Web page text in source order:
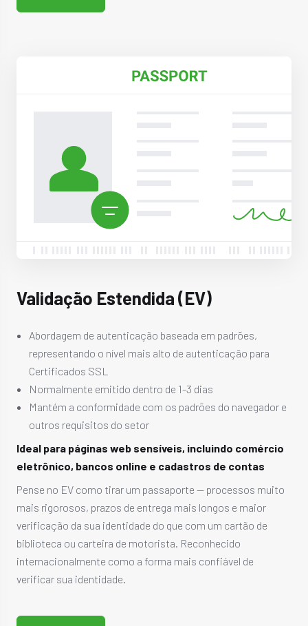
Validação Estendida (EV)
Abordagem de autenticação baseada em padrões,
representando o nível mais alto de autenticação para
Certificados SSL
Normalmente emitido dentro de 1-3 dias
Mantém a conformidade com os padrões do navegador e
outros requisitos do setor
Ideal para páginas web sensíveis, incluindo comércio
eletrônico, bancos online e cadastros de contas
Pense no EV como tirar um passaporte — processos muito
mais rigorosos, prazos de entrega mais longos e maior
verificação da sua identidade do que com um cartão de
biblioteca ou carteira de motorista. Reconhecido
internacionalmente como a forma mais confiável de
verificar sua identidade.